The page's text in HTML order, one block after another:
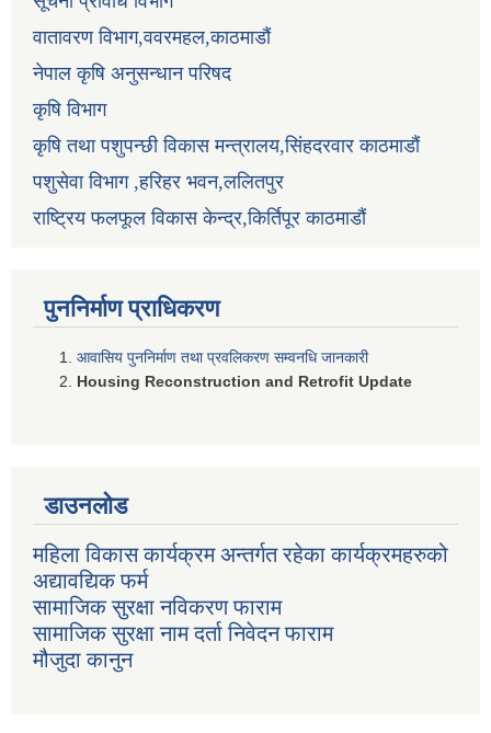
वातावरण विभाग,ववरमहल,काठमाडौं
नेपाल कृषि अनुसन्धान परिषद
कृषि विभाग
कृषि तथा पशुपन्छी विकास मन्त्रालय,सिंहदरवार काठमाडौं
पशुसेवा विभाग ,हरिहर भवन,ललितपुर
राष्ट्रिय फलफूल विकास केन्द्र,किर्तिपूर काठमाडौं
पुननिर्माण प्राधिकरण
आवासिय पुननिर्माण तथा प्रवलिकरण सम्वनधि जानकारी
Housing Reconstruction and Retrofit Update
डाउनलोड
महिला विकास कार्यक्रम अन्तर्गत रहेका कार्यक्रमहरुको
अद्यावद्यिक फर्म
सामाजिक सुरक्षा नविकरण फाराम
सामाजिक सुरक्षा नाम दर्ता निवेदन फाराम
मौजुदा कानुन